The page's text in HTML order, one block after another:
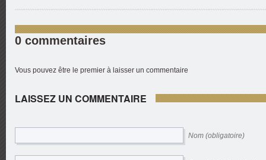
0 commentaires
Vous pouvez être le premier à laisser un commentaire
LAISSEZ UN COMMENTAIRE
Nom (obligatoire)